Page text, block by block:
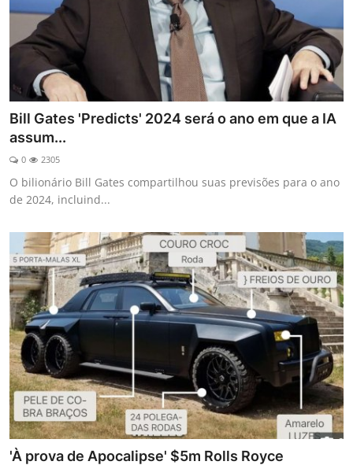
Bill Gates 'Predicts' 2024 será o ano em que a IA
assum...
0 2305
O bilionário Bill Gates compartilhou suas previsões para o ano
de 2024, incluind...
'À prova de Apocalipse' $5m Rolls Royce